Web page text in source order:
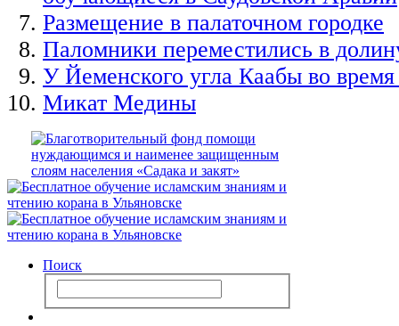
Размещение в палаточном городке
Паломники переместились в
У Йеменского угла Каабы во время
Микат Медины
Поиск